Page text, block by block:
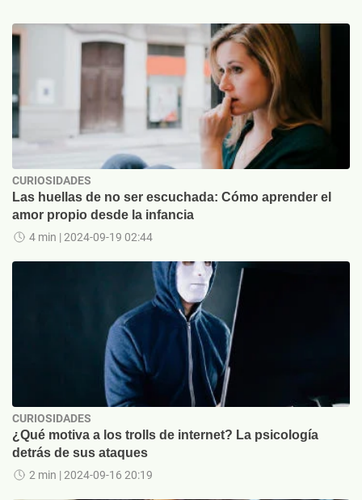
CURIOSIDADES
Las huellas de no ser escuchada: Cómo aprender el
amor propio desde la infancia
4 min | 2024-09-19 02:44
CURIOSIDADES
¿Qué motiva a los trolls de internet? La psicología
detrás de sus ataques
2 min | 2024-09-16 20:19